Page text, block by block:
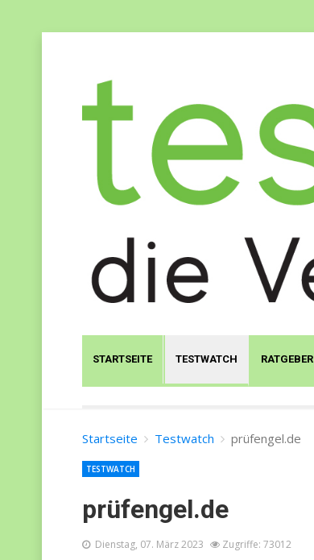
STARTSEITE TESTWATCH RATGEBER
Startseite Testwatch prüfengel.de
prüfengel.de
TESTWATCH
Dienstag, 07. März 2023 Zugriffe: 73012